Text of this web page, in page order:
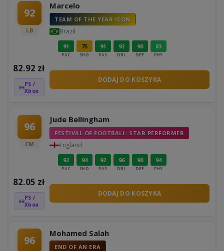
92
LB
Marcelo
TEAM OF THE YEAR ICON
Brazil
91
PAC
75
SHO
91
PAS
92
DRI
90
DEF
83
PHY
82.92 zł
PS /
Xbox
DODAJ DO KOSZYKA
96
CM
Jude Bellingham
FESTIVAL OF FOOTBALL: STAR PERFORMER
England
92
PAC
94
SHO
92
PAS
96
DRI
90
DEF
94
PHY
82.05 zł
PS /
Xbox
DODAJ DO KOSZYKA
96
Mohamed Salah
END OF AN ERA